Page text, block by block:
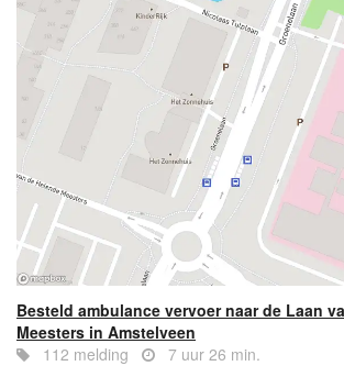
Besteld ambulance vervoer naar de Laan
Meesters in Amstelveen
112 melding
7 uur 26 min.